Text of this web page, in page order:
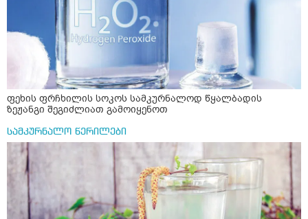
ფეხის ფრჩხილის სოკოს სამკურნალოდ წყალბადის
ზეჟანგი შეგიძლიათ გამოიყენოთ
სამკურნალო წერილები